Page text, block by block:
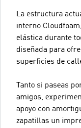
La estructura
interno
elástica durante
diseñada para
superficies de
Tanto si paseas
amigos,
apoyo con
zapatillas un